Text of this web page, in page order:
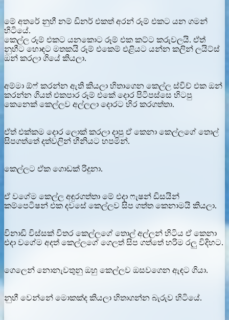
මේ අතරේ නුහී නම් ඩිනර් එකත් අරන් රූම් එකට යන ගමන්
හිටියේ.
කෙල්ල රූම් එකට යනකොට රූම් එක කට්ට කරුවලයි. ඒත්
නුහීට හොඳට මතකයි රූම් එකෙම් එළියට යන්න කලින් ලයිට්ස්
ඔන් කරලා ගියේ කියලා.
අම්මා ඕෆ් කරන්න ඇති කියලා හිතාගෙන කෙල්ල ස්විච් එක ඔන්
කරන්න ගියත් එකපාර රූම් එකේ දොර පිටිපස්සෙ හිටපු
කෙනෙක් කෙල්ලව අල්ලලා දොරට හිර කරගත්තා.
ඒත් එක්කම දොර ලොක් කරලා දාපු ඒ කෙනා කෙල්ලගේ තොල්
සිපගත්තේ දත්වලින් හීනියට හපමින්.
කෙල්ලට ඒක ගොඩක් රිදුනා.
ඒ වගේම කෙල්ල අඳුරගත්තා මේ එදා ෆැෂන් ඩිසයින්
කම්පෙටිෂන් එක දවසේ කෙල්ලව සිප ගත්ත කෙනාමයි කියලා.
විනාඩි විස්සක් විතර කෙල්ලගේ තොල් අල්ලන් හිටිය ඒ කෙනා
එදා වගේම අදත් කෙල්ලගේ ගෙලත් සිප ගත්තේ හරිම රලු විදිහට.
ගෙලෙන් නොනැවතුනු ඔහු කෙල්ලව ඔසවගෙන ඇඳට ගියා.
නුහී වෙන්නේ මොකක්ද කියලා හිතාගන්න බැරුව හිටියේ.